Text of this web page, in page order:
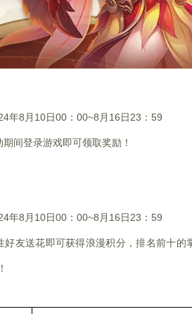
年8月10日00：00~8月16日23：59
间登录游戏即可领取奖励！
年8月10日00：00~8月16日23：59
好友送花即可获得浪漫积分，排名前十